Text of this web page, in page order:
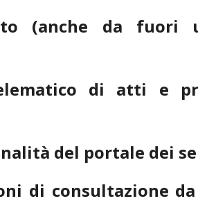
(anche da
di atti e
del portale dei
di consultazione